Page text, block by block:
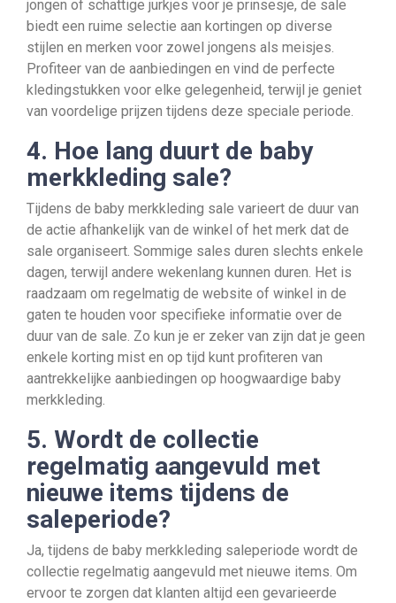
jongen of schattige jurkjes voor je prinsesje, de sale
biedt een ruime selectie aan kortingen op diverse
stijlen en merken voor zowel jongens als meisjes.
Profiteer van de aanbiedingen en vind de perfecte
kledingstukken voor elke gelegenheid, terwijl je geniet
van voordelige prijzen tijdens deze speciale periode.
4. Hoe lang duurt de baby
merkkleding sale?
Tijdens de baby merkkleding sale varieert de duur van
de actie afhankelijk van de winkel of het merk dat de
sale organiseert. Sommige sales duren slechts enkele
dagen, terwijl andere wekenlang kunnen duren. Het is
raadzaam om regelmatig de website of winkel in de
gaten te houden voor specifieke informatie over de
duur van de sale. Zo kun je er zeker van zijn dat je geen
enkele korting mist en op tijd kunt profiteren van
aantrekkelijke aanbiedingen op hoogwaardige baby
merkkleding.
5. Wordt de collectie
regelmatig aangevuld met
nieuwe items tijdens de
saleperiode?
Ja, tijdens de baby merkkleding saleperiode wordt de
collectie regelmatig aangevuld met nieuwe items. Om
ervoor te zorgen dat klanten altijd een gevarieerde